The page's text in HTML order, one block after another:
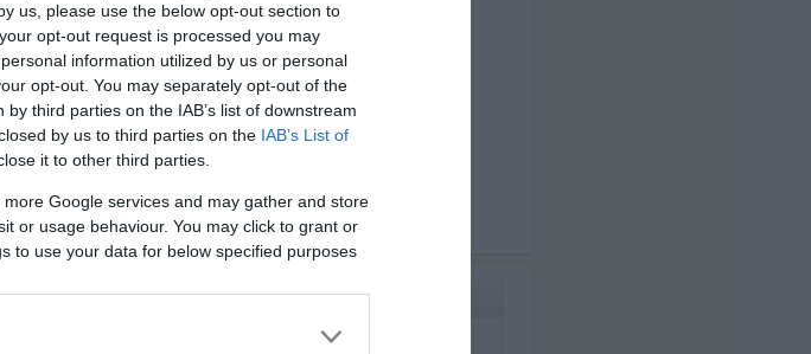
us, please use the below opt-out section to
opt-out request is processed you may
information utilized by us or personal
opt-out. You may separately opt-out of the
third parties on the IAB’s list of downstream
by us to third parties on the IAB’s List of
it to other third parties.
Google services and may gather and store
or usage behaviour. You may click to grant or
to use your data for below specified purposes
wenn nur genug Zeit vergeht.